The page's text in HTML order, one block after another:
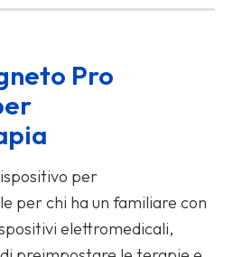
Pro
per
per chi ha un familiare con
elettromedicali,